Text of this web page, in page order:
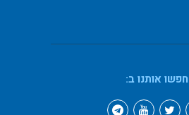
חפשו אותנו ב: